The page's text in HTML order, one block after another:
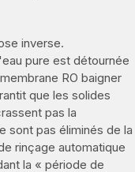
inverse.
pure est détournée
RO baigner
que les solides
pas la
sont pas éliminés de la
rinçage automatique
la « période de